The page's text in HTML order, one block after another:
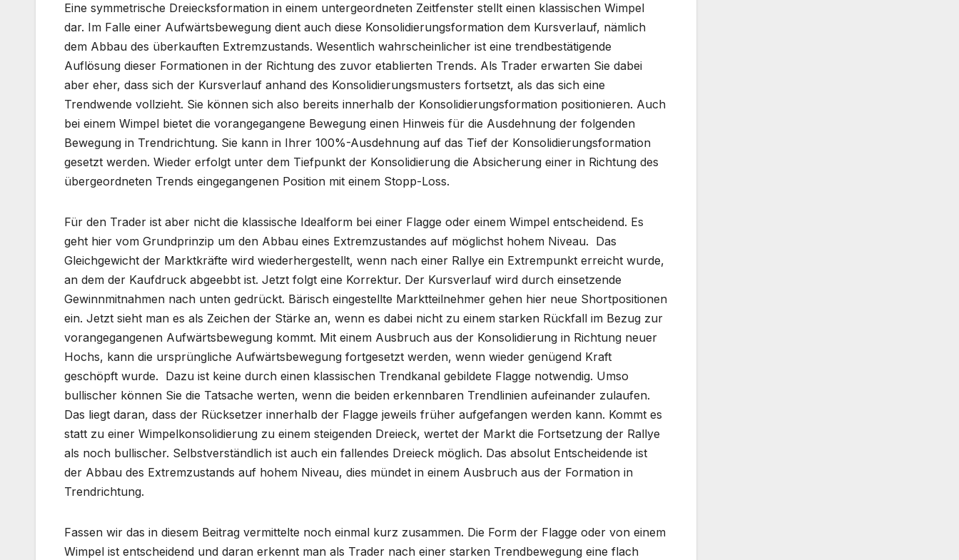
Eine symmetrische Dreiecksformation in einem untergeordneten Zeitfenster stellt einen klassischen Wimpel
dar. Im Falle einer Aufwärtsbewegung dient auch diese Konsolidierungsformation dem Kursverlauf, nämlich
dem Abbau des überkauften Extremzustands. Wesentlich wahrscheinlicher ist eine trendbestätigende
Auflösung dieser Formationen in der Richtung des zuvor etablierten Trends. Als Trader erwarten Sie dabei
aber eher, dass sich der Kursverlauf anhand des Konsolidierungsmusters fortsetzt, als das sich eine
Trendwende vollzieht. Sie können sich also bereits innerhalb der Konsolidierungsformation positionieren. Auch
bei einem Wimpel bietet die vorangegangene Bewegung einen Hinweis für die Ausdehnung der folgenden
Bewegung in Trendrichtung. Sie kann in Ihrer 100%-Ausdehnung auf das Tief der Konsolidierungsformation
gesetzt werden. Wieder erfolgt unter dem Tiefpunkt der Konsolidierung die Absicherung einer in Richtung des
übergeordneten Trends eingegangenen Position mit einem Stopp-Loss.
Für den Trader ist aber nicht die klassische Idealform bei einer Flagge oder einem Wimpel entscheidend. Es
geht hier vom Grundprinzip um den Abbau eines Extremzustandes auf möglichst hohem Niveau. Das
Gleichgewicht der Marktkräfte wird wiederhergestellt, wenn nach einer Rallye ein Extrempunkt erreicht wurde,
an dem der Kaufdruck abgeebbt ist. Jetzt folgt eine Korrektur. Der Kursverlauf wird durch einsetzende
Gewinnmitnahmen nach unten gedrückt. Bärisch eingestellte Marktteilnehmer gehen hier neue Shortpositionen
ein. Jetzt sieht man es als Zeichen der Stärke an, wenn es dabei nicht zu einem starken Rückfall im Bezug zur
vorangegangenen Aufwärtsbewegung kommt. Mit einem Ausbruch aus der Konsolidierung in Richtung neuer
Hochs, kann die ursprüngliche Aufwärtsbewegung fortgesetzt werden, wenn wieder genügend Kraft
geschöpft wurde. Dazu ist keine durch einen klassischen Trendkanal gebildete Flagge notwendig. Umso
bullischer können Sie die Tatsache werten, wenn die beiden erkennbaren Trendlinien aufeinander zulaufen.
Das liegt daran, dass der Rücksetzer innerhalb der Flagge jeweils früher aufgefangen werden kann. Kommt es
statt zu einer Wimpelkonsolidierung zu einem steigenden Dreieck, wertet der Markt die Fortsetzung der Rallye
als noch bullischer. Selbstverständlich ist auch ein fallendes Dreieck möglich. Das absolut Entscheidende ist
der Abbau des Extremzustands auf hohem Niveau, dies mündet in einem Ausbruch aus der Formation in
Trendrichtung.
Fassen wir das in diesem Beitrag vermittelte noch einmal kurz zusammen. Die Form der Flagge oder von einem
Wimpel ist entscheidend und daran erkennt man als Trader nach einer starken Trendbewegung eine flach